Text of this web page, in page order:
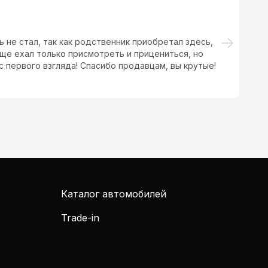
не стал, так как родственник приобретал здесь,
ехал только присмотреть и прицениться, но
первого взгляда! Спасибо продавцам, вы крутые!
Каталог автомобилей
Trade-in